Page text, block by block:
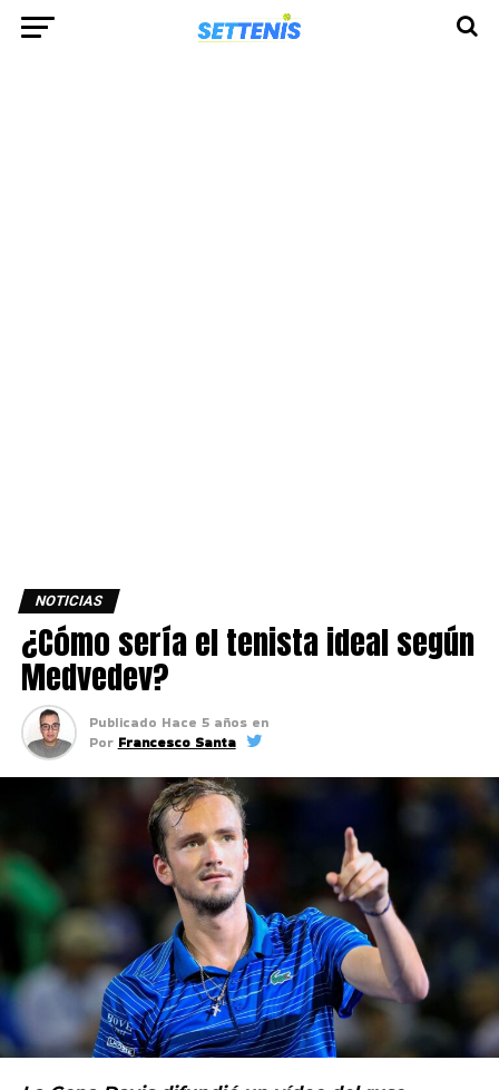
NOTICIAS
¿Cómo sería el tenista ideal según
Medvedev?
Publicado Hace 5 años en
Por Francesco Santa